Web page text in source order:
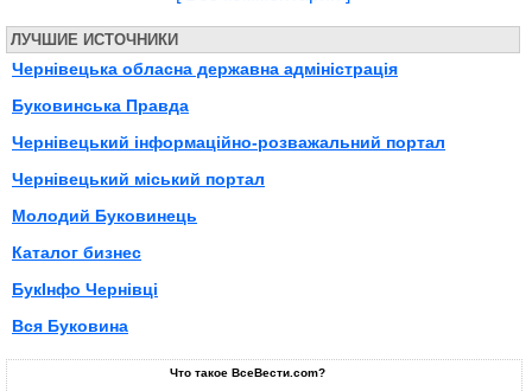
ЛУЧШИЕ ИСТОЧНИКИ
Чернівецька обласна державна адміністрація
Буковинська Правда
Чернівецький інформаційно-розважальний портал
Чернівецький міський портал
Молодий Буковинець
Каталог бизнес
БукІнфо Чернівці
Вся Буковина
Что такое ВсеВести.com?